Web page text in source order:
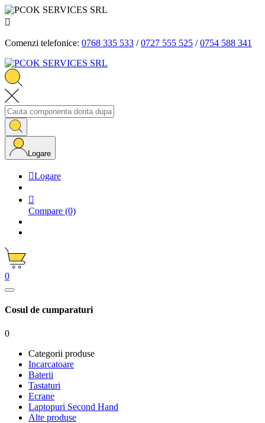

Comenzi telefonice: 0768 335 533 /0727 555 525 /0754 588 341
Logare
Logare

Compare (0)
0
Cosul de cumparaturi
0
Categorii produse
Incarcatoare
Baterii
Tastaturi
Ecrane
Laptopuri Second Hand
Alte produse